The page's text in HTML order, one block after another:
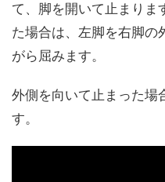
て、脚を開いて止まりま
た場合は、左脚を右脚の
がら屈みます。
外側を向いて止まった場
す。